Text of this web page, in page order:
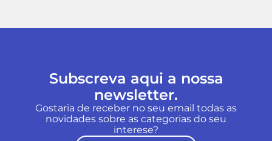
Subscreva aqui a nossa
newsletter.
Gostaria de receber no seu email todas as
novidades sobre as categorias do seu
interese?